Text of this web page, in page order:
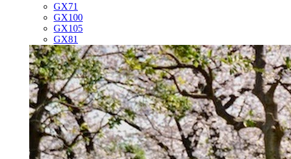
GX71
GX100
GX105
GX81